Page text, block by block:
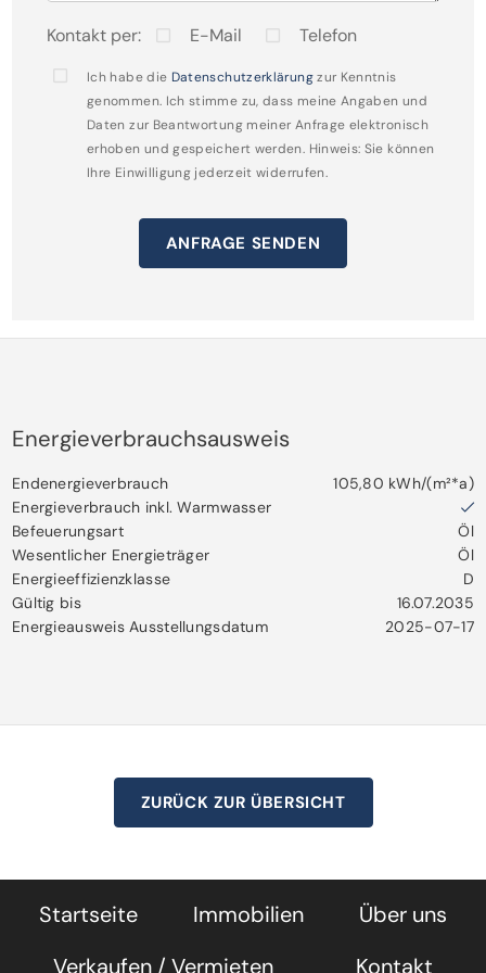
zum Haus!
Kontakt per: E-Mail Telefon
Ich habe die Datenschutzerklärungzur Kenntnis
genommen. Ich stimme zu, dass meine Angaben und
Daten zur Beantwortung meiner Anfrage elektronisch
erhoben und gespeichert werden. Hinweis: Sie können
Ihre Einwilligung jederzeit widerrufen.
ANFRAGE SENDEN
Energieverbrauchsausweis
Endenergieverbrauch
105,80 kWh/(m²*a)
Energieverbrauch inkl. Warmwasser
Befeuerungsart
Öl
Wesentlicher Energieträger
Öl
Energieeffizienzklasse
D
Gültig bis
16.07.2035
Energieausweis Ausstellungsdatum
2025-07-17
ZURÜCK ZUR ÜBERSICHT
Startseite Immobilien
Über uns
Verkaufen / Vermieten
Kontakt